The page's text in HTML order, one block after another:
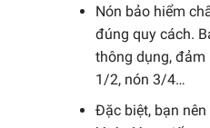
Nón bảo hiểm
đúng quy cách.
thông dụng, đảm
1/2, nón 3/4…
Đặc biệt, bạn